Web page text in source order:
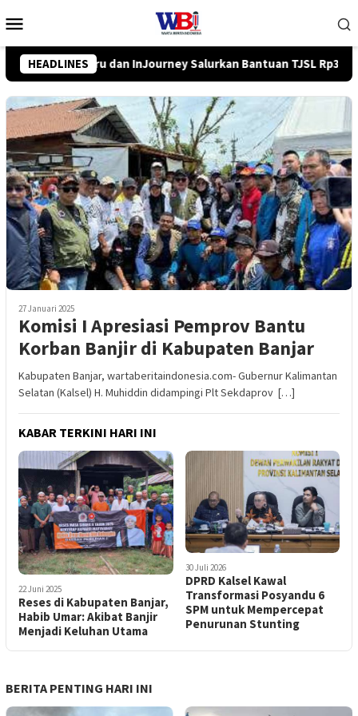
ke
Mobile
HEADLINES
TJSL Rp319 Juta Pemkab Balangan Salurkan
27 Januari 2025
Komisi I Apresiasi Pemprov Bantu
Korban Banjir di Kabupaten Banjar
Kabupaten Banjar, wartaberitaindonesia.com- Gubernur Kalimantan
Selatan (Kalsel) H. Muhiddin didampingi Plt Sekdaprov […]
KABAR TERKINI HARI INI
22 Juni 2025
Reses di Kabupaten Banjar,
Habib Umar: Akibat Banjir
Menjadi Keluhan Utama
30 Juli 2026
DPRD Kalsel Kawal
Transformasi Posyandu 6
SPM untuk Mempercepat
Penurunan Stunting
BERITA PENTING HARI INI